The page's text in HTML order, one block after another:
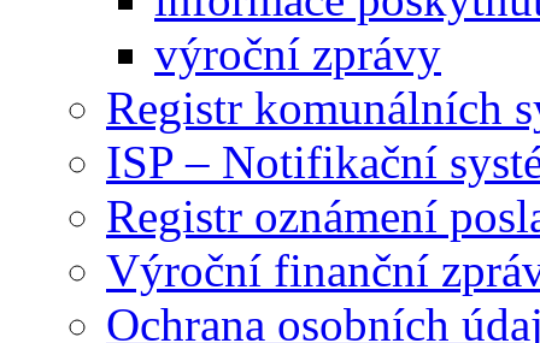
výroční zprávy
Registr komunálních
ISP – Notifikační
Registr oznámení
Výroční finanční
Ochrana osobních